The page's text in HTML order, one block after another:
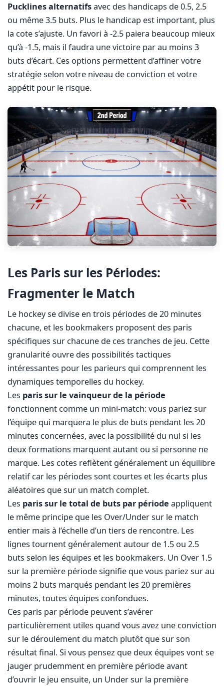
Pucklines alternatifsavec des handicaps de 0.5, 2.5
ou même 3.5 buts. Plus le handicap est important, plus
la cote s’ajuste. Un favori à -2.5 paiera beaucoup mieux
qu’à -1.5, mais il faudra une victoire par au moins 3
buts d’écart. Ces options permettent d’affiner votre
stratégie selon votre niveau de conviction et votre
appétit pour le risque.
Les Paris sur les Périodes:
Fragmenter le Match
Le hockey se divise en trois périodes de 20 minutes
chacune, et les bookmakers proposent des paris
spécifiques sur chacune de ces tranches de jeu. Cette
granularité ouvre des possibilités tactiques
intéressantes pour les parieurs qui comprennent les
dynamiques temporelles du hockey.
Les paris sur le vainqueur de la période
fonctionnent comme un mini-match: vous pariez sur
l’équipe qui marquera le plus de buts pendant les 20
minutes concernées, avec la possibilité du nul si les
deux formations marquent autant ou si personne ne
marque. Les cotes reflètent généralement un équilibre
relatif car les périodes sont courtes et les écarts plus
aléatoires que sur un match complet.
Les paris sur le total de buts par période appliquent
le même principe que les Over/Under sur le match
entier mais à l’échelle d’un tiers de rencontre. Les
lignes tournent généralement autour de 1.5 ou 2.5
buts selon les équipes et les bookmakers. Un Over 1.5
sur la première période signifie que vous pariez sur au
moins 2 buts marqués pendant les 20 premières
minutes, toutes équipes confondues.
Ces paris par période peuvent s’avérer
particulièrement utiles quand vous avez une conviction
sur le déroulement du match plutôt que sur son
résultat final. Si vous pensez que deux équipes vont se
jauger prudemment en première période avant
d’ouvrir le jeu ensuite, un Under sur la première